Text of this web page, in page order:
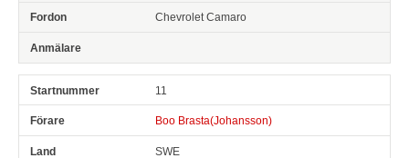
Chevrolet Camaro
11
Boo Brasta(Johansson)
SWE